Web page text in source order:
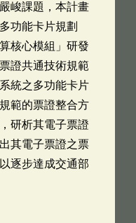
峻課題，本計畫
功能卡片規劃
核心模組」研發
證共通技術規範
統之多功能卡片
範的票證整合方
研析其電子票證
其電子票證之票
逐步達成交通部